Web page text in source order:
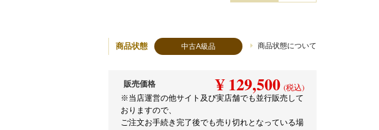
商品状態 中古A級品 商品状態について
販売価格 ¥ 129,500 (税込)
※当店運営の他サイト及び実店舗でも並行販売して
おりますので、
ご注文お手続き完了後でも売り切れとなっている場